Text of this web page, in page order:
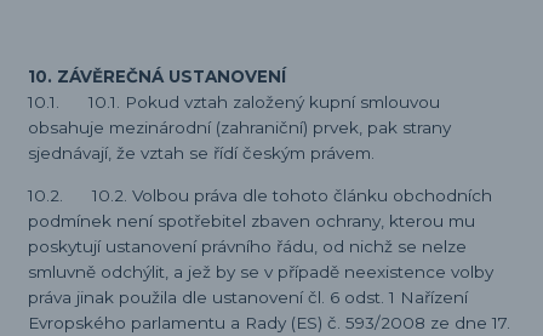
10. ZÁVĚREČNÁ USTANOVENÍ
10.1. 10.1. Pokud vztah založený kupní smlouvou
obsahuje mezinárodní (zahraniční) prvek, pak strany
sjednávají, že vztah se řídí českým právem.
10.2. 10.2. Volbou práva dle tohoto článku obchodních
podmínek není spotřebitel zbaven ochrany, kterou mu
poskytují ustanovení právního řádu, od nichž se nelze
smluvně odchýlit, a jež by se v případě neexistence volby
práva jinak použila dle ustanovení čl. 6 odst. 1 Nařízení
Evropského parlamentu a Rady (ES) č. 593/2008 ze dne 17.